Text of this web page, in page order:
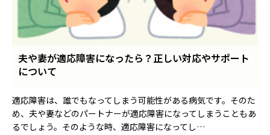
夫や妻が適応障害になったら？正しい対応やサポート
について
適応障害は、誰でもなってしまう可能性がある病気です。そのた
め、夫や妻などのパートナーが適応障害になってしまうこともあ
るでしょう。そのような時、適応障害になってし…